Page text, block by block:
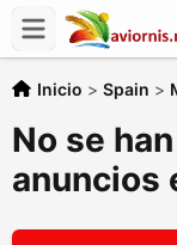
Inicio > Spain >
No se
anuncios